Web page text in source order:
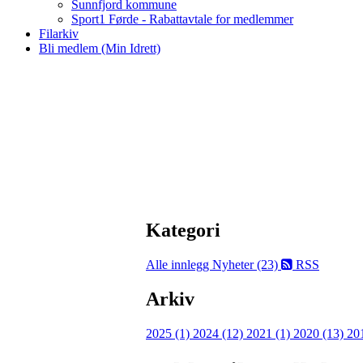
Sunnfjord kommune
Sport1 Førde - Rabattavtale for medlemmer
Filarkiv
Bli medlem (Min Idrett)
Kategori
Alle innlegg Nyheter (23) RSS
Arkiv
2025 (1) 2024 (12) 2021 (1) 2020 (13)